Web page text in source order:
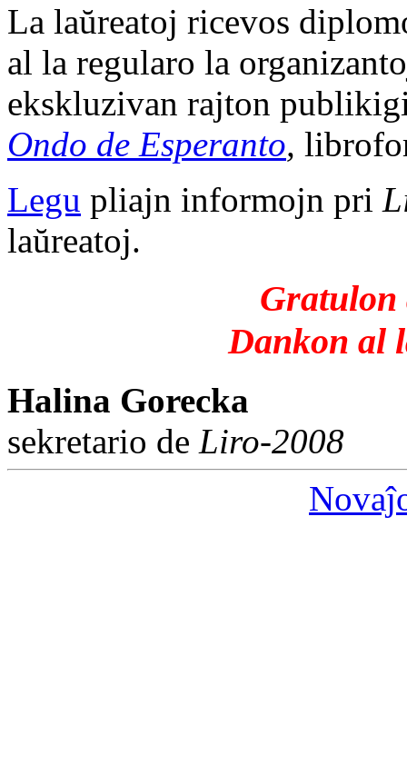
La laŭreatoj ricevos
al la regularo la
ekskluzivan rajton
Ondo de Esperanto,
Legu pliajn informojn pri
laŭreatoj.
Dankon al
Halina Gorecka
sekretario de Liro-2008